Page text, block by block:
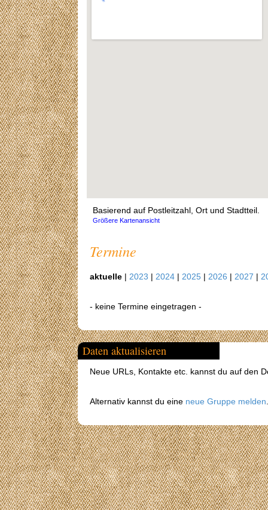
Basierend auf Postleitzahl, Ort und Stadtteil.
Größere Kartenansicht
Termine
aktuelle | 2023 | 2024 | 2025 | 2026 | 2027 |
- keine Termine eingetragen -
Daten aktualisieren
Neue URLs, Kontakte etc. kannst du auf den
Alternativ kannst du eine neue Gruppe melden